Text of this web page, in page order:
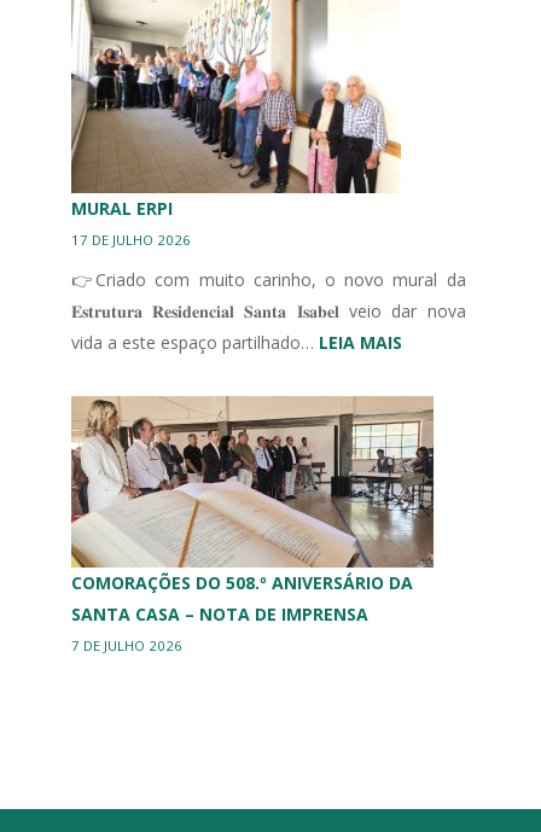
IBÉRICO
EM
UNIDADES
DE
CUIDADOS
CONTINUADOS
INTEGRADOS
MURAL ERPI
17 DE JULHO 2026
👉Criado com muito carinho, o novo mural da
𝐄𝐬𝐭𝐫𝐮𝐭𝐮𝐫𝐚 𝐑𝐞𝐬𝐢𝐝𝐞𝐧𝐜𝐢𝐚𝐥 𝐒𝐚𝐧𝐭𝐚 𝐈𝐬𝐚𝐛𝐞𝐥 veio dar nova
vida a este espaço partilhado… LEIA MAIS:
ERPI
COMORAÇÕES DO 508.º ANIVERSÁRIO DA
SANTA CASA – NOTA DE IMPRENSA
7 DE JULHO 2026